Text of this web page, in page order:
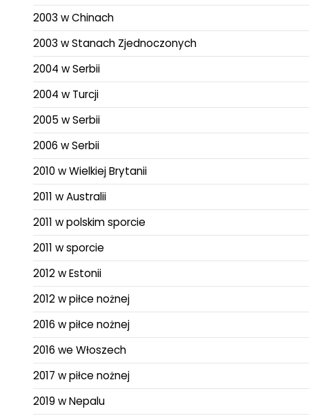
2003 w Chinach
2003 w Stanach Zjednoczonych
2004 w Serbii
2004 w Turcji
2005 w Serbii
2006 w Serbii
2010 w Wielkiej Brytanii
2011 w Australii
2011 w polskim sporcie
2011 w sporcie
2012 w Estonii
2012 w piłce nożnej
2016 w piłce nożnej
2016 we Włoszech
2017 w piłce nożnej
2019 w Nepalu